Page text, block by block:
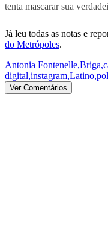
tenta mascarar sua
Já leu todas as notas e
do Metrópoles.
Antonia Fontenelle,Briga,
digital,instagram,Latino,
Ver Comentários